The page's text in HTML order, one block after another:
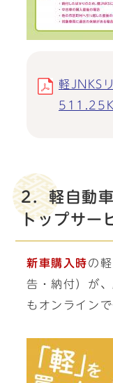
軽JNKS
2．軽自動
トップサー
新車購入時の
告・納付）が
もオンライン